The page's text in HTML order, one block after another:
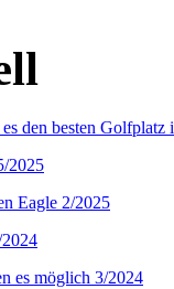
den besten
2025
Eagle 2/2025
es möglich 3/2024